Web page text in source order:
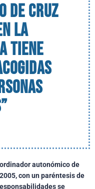
de Cruz
la
tiene
autonómico de
con un paréntesis de
se